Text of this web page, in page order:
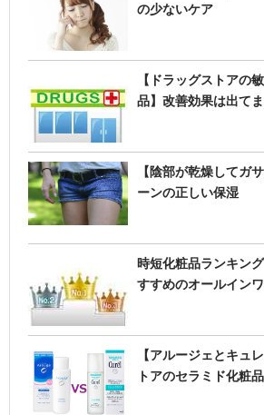
の少ないケア
【ドラッグストアの
品】改善効果は出て
【陰部が乾燥してガ
ーンの正しい保湿
時短化粧品ランキン
すすめのオールイン
【アルージェとキュ
トアのセラミド化粧